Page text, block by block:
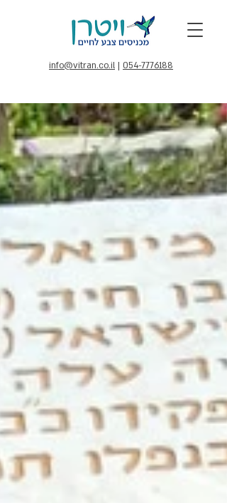
info@vitran.co.il | 054-7776188